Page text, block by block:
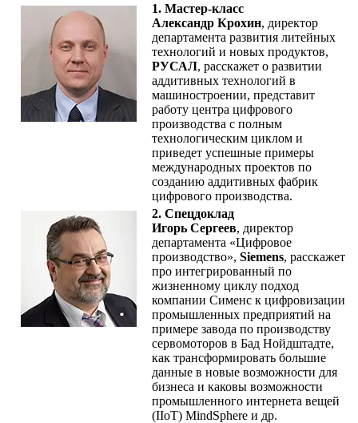
1. Мастер-класс
Александр Крохин, директор
департамента развития литейных
технологий и новых продуктов,
РУСАЛ, расскажет о развитии
аддитивных технологий в
машиностроении, представит
работу центра цифрового
производства с полным
технологическим циклом и
приведет успешные примеры
международных проектов по
созданию аддитивных фабрик
цифрового производства.
2. Спецдоклад
Игорь Сергеев, директор
департамента «Цифровое
производство», Siemens, расскажет
про интегрированный по
жизненному циклу подход
компании Сименс к цифровизации
промышленных предприятий на
примере завода по производству
сервомоторов в Бад Нойдштадте,
как трансформировать большие
данные в новые возможности для
бизнеса и каковы возможности
промышленного интернета вещей
(IIoT) MindSphere и др.